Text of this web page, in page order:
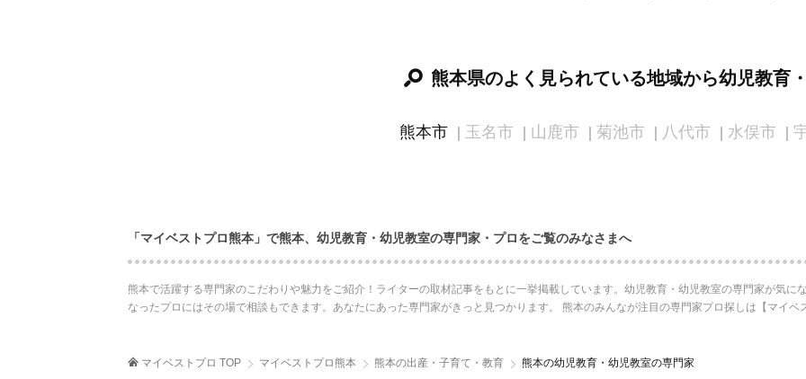
熊本県のよく見られている地域から幼児教育
熊本市 玉名市 山鹿市 菊池市 八代市 水俣市
「マイベストプロ熊本」で熊本、幼児教育・幼児教室の専門家・プロをご覧のみなさまへ
熊本で活躍する専門家のこだわりや魅力をご紹介！ライターの取材記事をもとに一挙掲載しています。幼児教育・幼児教室の専門家が気に
なったプロにはその場で相談もできます。あなたにあった専門家がきっと見つかります。 熊本のみんなが注目の専門家プロ探しは【マイベ
マイベストプロ TOP マイベストプロ熊本 熊本の出産・子育て・教育 熊本の幼児教育・幼児教室の専門家